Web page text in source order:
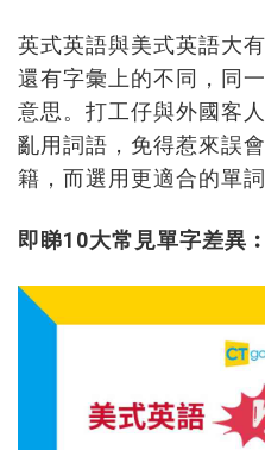
英式英語與美式英語大
還有字彙上的不同，同
意思。打工仔與外國客
亂用詞語，免得惹來誤
籍，而選用更適合的單詞
即睇10大常見單字差異︰